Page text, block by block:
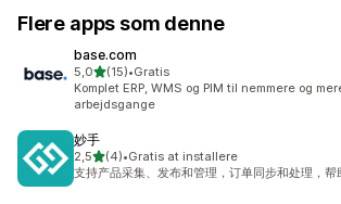
Flere apps som denne
base.com
5,0ud af 5 stjerner
(15)
15 anmeldelser i alt
•Gratis
Komplet ERP, WMS og PIM til nemmere og
arbejdsgange
妙手
2,5ud af 5 stjerner
(4)
4 anmeldelser i alt
•Gratis at installere
支持产品采集、发布和管理，订单同步和处理，